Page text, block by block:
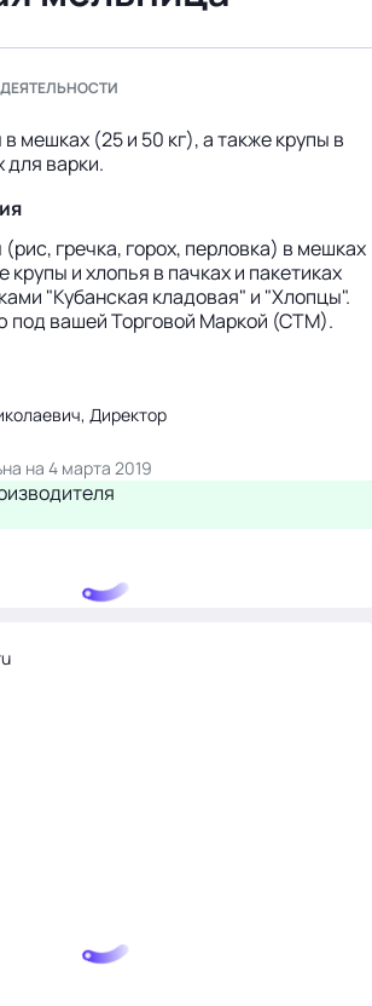
мешках (25 и 50 кг), а также крупы в
для варки.
гречка, горох, перловка) в мешках
крупы и хлопья в пачках и пакетиках
"Кубанская кладовая" и "Хлопцы".
под вашей Торговой Маркой (СТМ).
Директор
на 4 марта 2019